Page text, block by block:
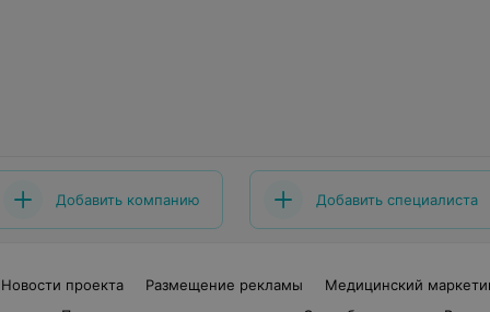
Добавить компанию Добавить специалиста
Новости проекта Размещение рекламы
Медицинский